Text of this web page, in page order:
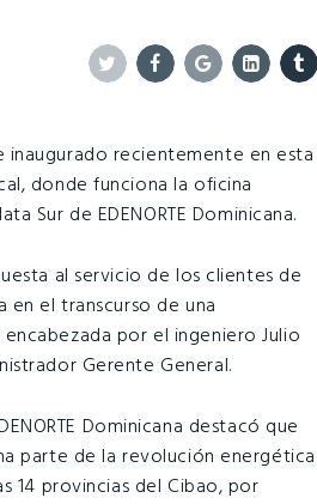
inaugurado recientemente en esta
donde funciona la oficina
Sur de EDENORTE Dominicana.
al servicio de los clientes de
en el transcurso de una
por el ingeniero Julio
Gerente General.
Dominicana destacó que
parte de la revolución energética
14 provincias del Cibao, por